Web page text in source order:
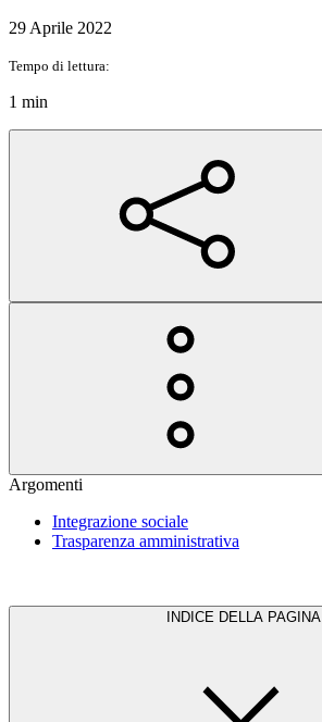
29 Aprile 2022
Tempo di lettura:
1 min
Argomenti
Integrazione sociale
Trasparenza amministrativa
INDICE DELLA PAGINA